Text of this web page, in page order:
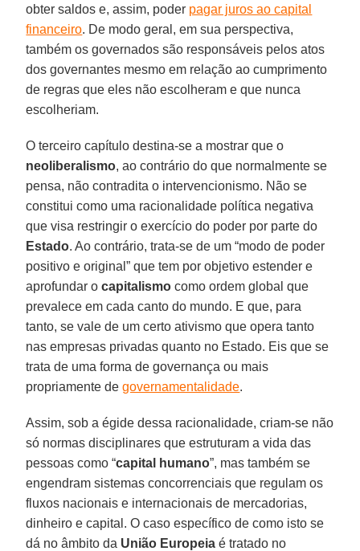
obter saldos e, assim, poder pagar juros ao capital
financeiro. De modo geral, em sua perspectiva,
também os governados são responsáveis pelos atos
dos governantes mesmo em relação ao cumprimento
de regras que eles não escolheram e que nunca
escolheriam.
O terceiro capítulo destina-se a mostrar que o
neoliberalismo, ao contrário do que normalmente se
pensa, não contradita o intervencionismo. Não se
constitui como uma racionalidade política negativa
que visa restringir o exercício do poder por parte do
Estado. Ao contrário, trata-se de um “modo de poder
positivo e original” que tem por objetivo estender e
aprofundar ocapitalismo como ordem global que
prevalece em cada canto do mundo. E que, para
tanto, se vale de um certo ativismo que opera tanto
nas empresas privadas quanto no Estado. Eis que se
trata de uma forma de governança ou mais
propriamente degovernamentalidade.
Assim, sob a égide dessa racionalidade, criam-se não
só normas disciplinares que estruturam a vida das
pessoas como “capital humano”, mas também se
engendram sistemas concorrenciais que regulam os
fluxos nacionais e internacionais de mercadorias,
dinheiro e capital. O caso específico de como isto se
dá no âmbito da União Europeia é tratado no